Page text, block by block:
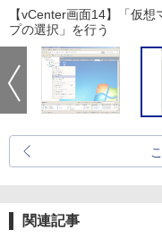
【vCenter画面14】「仮
プの選択」を行う
関連記事